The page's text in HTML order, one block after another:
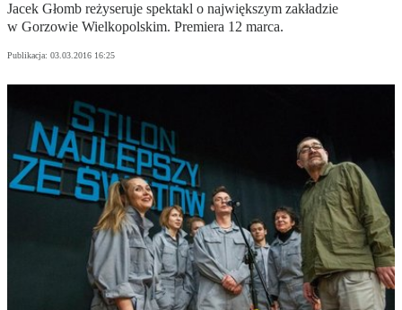
Jacek Głomb reżyseruje spektakl o największym zakładzie
w Gorzowie Wielkopolskim. Premiera 12 marca.
Publikacja: 03.03.2016 16:25